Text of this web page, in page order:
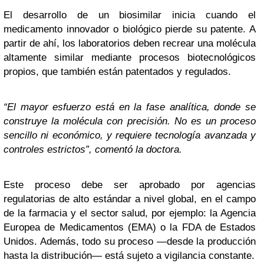
El desarrollo de un biosimilar inicia cuando el
medicamento innovador o biológico pierde su patente. A
partir de ahí, los laboratorios deben recrear una molécula
altamente similar mediante procesos biotecnológicos
propios, que también están patentados y regulados.
“El mayor esfuerzo está en la fase analítica, donde se
construye la molécula con precisión. No es un proceso
sencillo ni económico, y requiere tecnología avanzada y
controles estrictos”, comentó la doctora.
Este proceso debe ser aprobado por agencias
regulatorias de alto estándar a nivel global, en el campo
de la farmacia y el sector salud, por ejemplo: la Agencia
Europea de Medicamentos (EMA) o la FDA de Estados
Unidos. Además, todo su proceso —desde la producción
hasta la distribución— está sujeto a vigilancia constante.